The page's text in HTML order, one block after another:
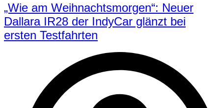
„Wie am Weihnachtsmorgen“: Neuer
Dallara IR28 der IndyCar glänzt bei
ersten Testfahrten